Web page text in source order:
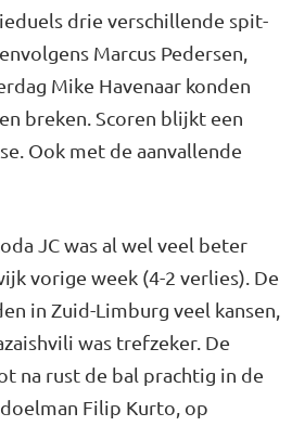
drie verschillende spit­
Marcus Pedersen,
Mike Havenaar kon­den
bre­ken. Scoren blijkt een
Ook met de aanval­lende
JC was al wel veel beter
vorige week (4-2 ver­lies). De
in Zuid-Limburg veel kansen,
was trefzeker. De
na rust de bal prachtig in de
Filip Kurto, op